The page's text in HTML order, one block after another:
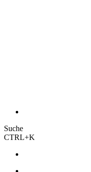
Suche
CTRL+K